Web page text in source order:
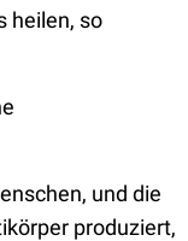
so
und die
produziert,